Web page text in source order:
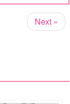
Next »